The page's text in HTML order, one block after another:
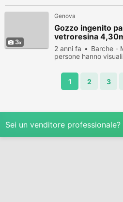
3
Genova
Gozzo ingenito
vetroresina
2 anni fa Barche -
persone hanno
1 2 3
Sei un venditore professionale?